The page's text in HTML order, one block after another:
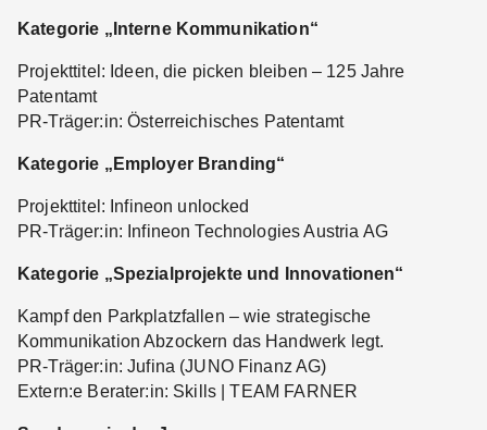
Kategorie „Interne Kommunikation“
Projekttitel: Ideen, die picken bleiben – 125 Jahre
Patentamt
PR-Träger:in: Österreichisches Patentamt
Kategorie „Employer Branding“
Projekttitel: Infineon unlocked
PR-Träger:in: Infineon Technologies Austria AG
Kategorie „Spezialprojekte und Innovationen“
Kampf den Parkplatzfallen – wie strategische
Kommunikation Abzockern das Handwerk legt.
PR-Träger:in: Jufina (JUNO Finanz AG)
Extern:e Berater:in: Skills | TEAM FARNER